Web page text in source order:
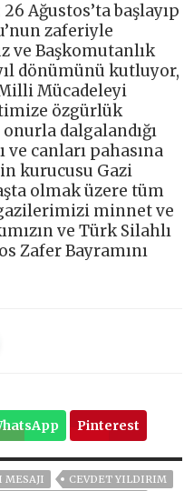
Ağustos’ta başlayıp
zaferiyle
ve Başkomutanlık
dönümünü kutluyor,
Mücadeleyi
özgürlük
onurla dalgalandığı
canları pahasına
kurucusu Gazi
olmak üzere tüm
minnet ve
ve Türk Silahlı
Zafer Bayramını
Pinterest
MESAJI
CEVDET YILDIRIM